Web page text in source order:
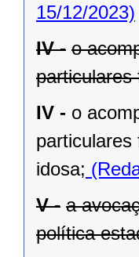
15/12/2023)
IV - o
particulares
IV - o
idosa;
V - a
política